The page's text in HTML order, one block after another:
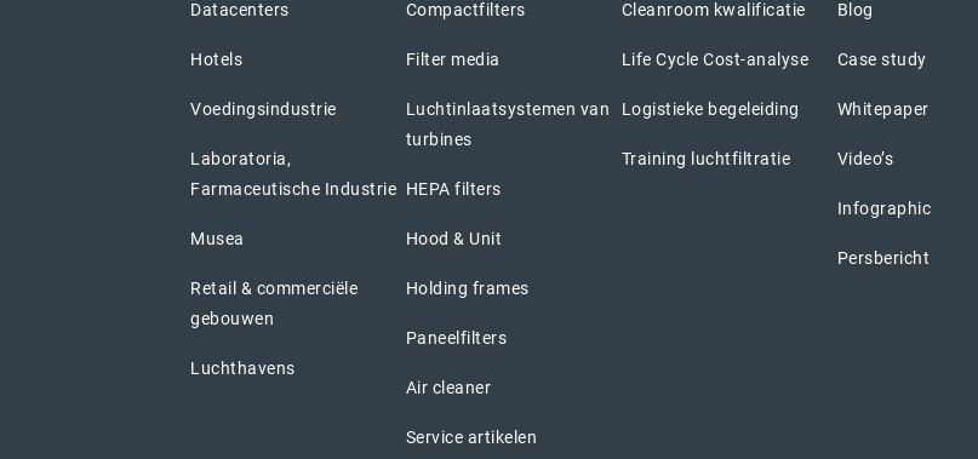
Datacenters
Hotels
Voedingsindustrie
Laboratoria,
Farmaceutische Industrie
Musea
Retail & commerciële
gebouwen
Luchthavens
Compactfilters
Filter media
Luchtinlaatsystemen van
turbines
HEPA filters
Hood & Unit
Holding frames
Paneelfilters
Air cleaner
Service artikelen
Cleanroom kwalificatie
Life Cycle Cost-analyse
Logistieke begeleiding
Training luchtfiltratie
Blog
Case study
Whitepaper
Video’s
Infographic
Persbericht